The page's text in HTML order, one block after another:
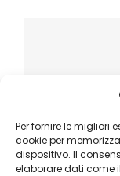
Per fornire le migliori
cookie per
dispositivo. Il
elaborare dati come